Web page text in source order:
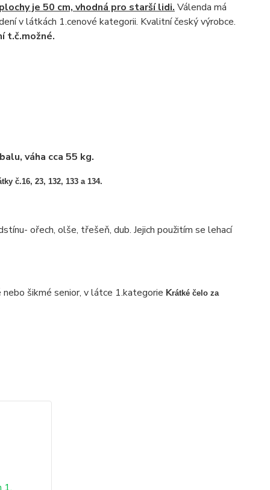
je 50 cm, vhodná pro starší lidi. Válenda má
v látkách 1.cenové kategorii. Kvalitní český výrobce.
t.č.možné.
váha cca 55 kg.
č.16, 23, 132, 133 a 134.
ořech, olše, třešeň, dub. Jejich použitím se lehací
šikmé senior, v látce 1.kategorie Krátké čelo za